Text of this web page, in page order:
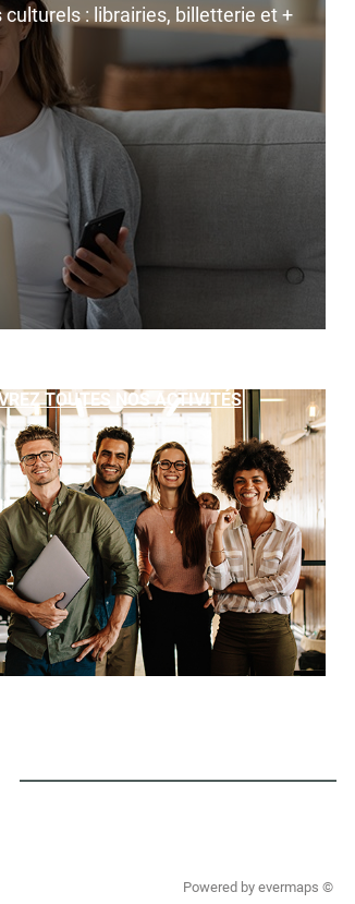
: librairies, billetterie et +
TOUTES NOS ACTIVITÉS
Powered by evermaps ©